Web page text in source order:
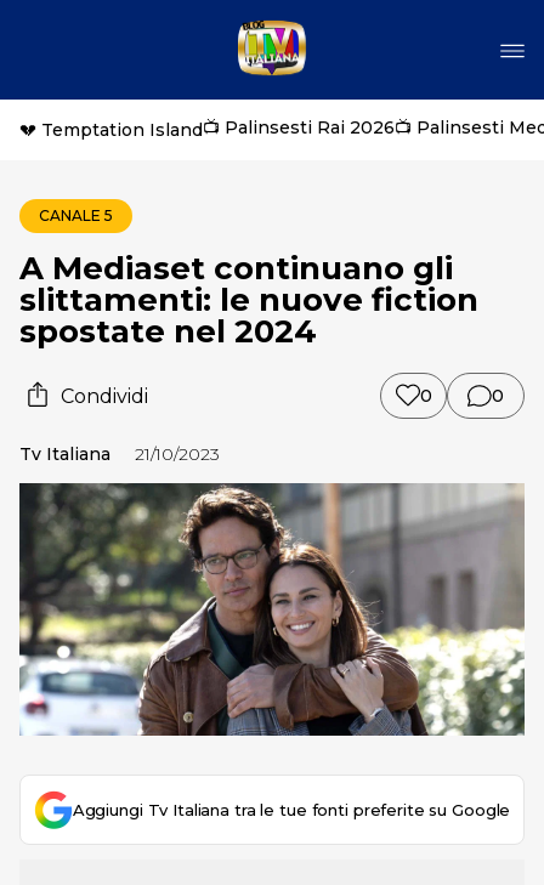
💔 Temptation Island📺 Palinsesti Rai 2026📺 Palinsesti
CANALE 5
A Mediaset continuano gli
slittamenti: le nuove fiction
spostate nel 2024
Condividi 0 0
Tv Italiana 21/10/2023
Aggiungi Tv Italiana tra le tue fonti preferite su Google